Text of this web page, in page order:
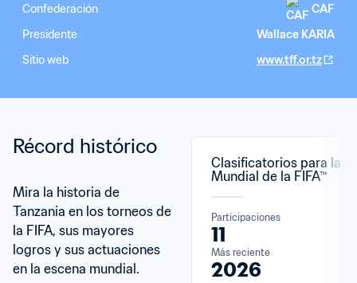
Confederación
CAF
Presidente
Wallace KARIA
Sitio web
www.tff.or.tz
Récord histórico
Mira la historia de
Tanzania en los torneos de
la FIFA, sus mayores
logros y sus actuaciones
en la escena mundial.
Clasificatorios para la
Mundial de la FIFA™
Participaciones
11
Más reciente
2026